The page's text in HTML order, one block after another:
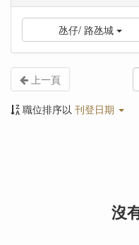
氹仔/ 路氹城
上一頁
職位排序以 刊登日期
沒